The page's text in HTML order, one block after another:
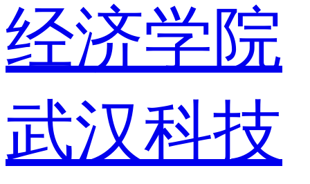
经济学院
武汉科技